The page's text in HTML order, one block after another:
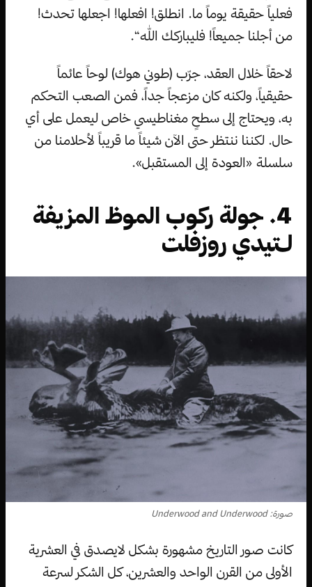
فعلياً حقيقة يوماً ما. انطلق! افعلها! اجعلها تحدث!
من أجلنا جميعاً! فليباركك الله“.
لاحقاً خلال العقد، جرّب (طوني هوك) لوحاً عائماً
حقيقياً، ولكنه كان مزعجاً جداً، فمن الصعب التحكم
به، ويحتاج إلى سطحٍ مغناطيسي خاص ليعمل على أي
حال. لكننا ننتظر حتى الآن شيئاً ما قريباً لأحلامنا من
سلسلة «العودة إلى المستقبل».
4. جولة ركوب الموظ المزيفة
لـتيدي روزفلت
صورة: Underwood and Underwood
كانت صور التاريخ مشهورة بشكل لايصدق في العشرية
الأولى من القرن الواحد والعشرين، كل الشكر لسرعة